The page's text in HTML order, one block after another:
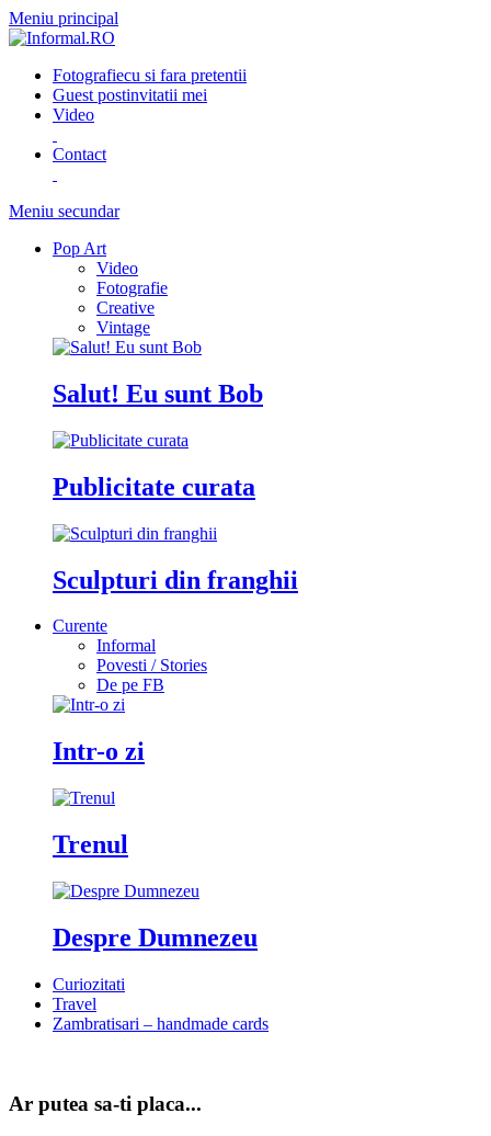
Meniu principal
Fotografiecu si fara pretentii
Guest postinvitatii mei
Video
Contact
Meniu secundar
Pop Art
Video
Fotografie
Creative
Vintage
Salut! Eu sunt Bob
Publicitate curata
Sculpturi din franghii
Curente
Informal
Povesti / Stories
De pe FB
Intr-o zi
Trenul
Despre Dumnezeu
Curiozitati
Travel
Zambratisari – handmade cards
Ar putea sa-ti placa...